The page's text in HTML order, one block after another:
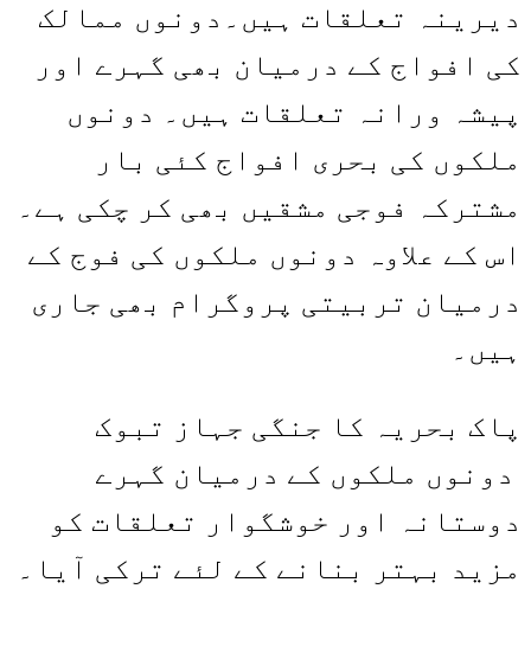
دیرینہ تعلقات ہیں۔دونوں ممالک
کی افواج کے درمیان بھی گہرے اور
پیشہ ورانہ تعلقات ہیں۔ دونوں
ملکوں کی بحری افواج کئی بار
مشترکہ فوجی مشقیں بھی کر چکی ہے۔
اس کے علاوہ دونوں ملکوں کی فوج کے
درمیان تربیتی پروگرام بھی جاری
ہیں۔
پاک بحریہ کا جنگی جہاز تبوک
دونوں ملکوں کے درمیان گہرے
دوستانہ اور خوشگوار تعلقات کو
مزید بہتر بنانے کے لئے ترکی آیا۔